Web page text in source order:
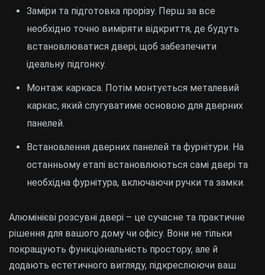
Заміри та підготовка прорізу. Перш за все
необхідно точно виміряти відкриття, де будуть
встановлюватися двері, щоб забезпечити
ідеальну підгонку.
Монтаж каркаса. Потім монтується металевий
каркас, який слугуватиме основою для дверних
панелей.
Встановлення дверних панелей та фурнітури. На
останньому етапі встановлюються самі двері та
необхідна фурнітура, включаючи ручки та замки.
Алюмінієві розсувні двері – це сучасне та практичне
рішення для вашого дому чи офісу. Вони не тільки
покращують функціональність простору, але й
додають естетичного вигляду, підкреслюючи ваш